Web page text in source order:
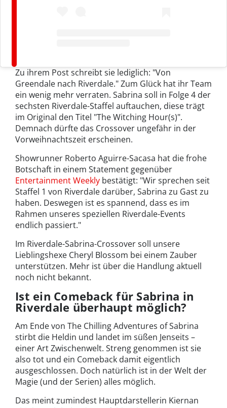
Zu ihrem Post schreibt sie lediglich: "Von
Greendale nach Riverdale." Zum Glück hat ihr Team
ein wenig mehr verraten. Sabrina soll in Folge 4 der
sechsten Riverdale-Staffel auftauchen, diese trägt
im Original den Titel "The Witching Hour(s)".
Demnach dürfte das Crossover ungefähr in der
Vorweihnachtszeit erscheinen.
Showrunner Roberto Aguirre-Sacasa hat die frohe
Botschaft in einem Statement gegenüber
Entertainment Weekly bestätigt: "Wir sprechen seit
Staffel 1 von Riverdale darüber, Sabrina zu Gast zu
haben. Deswegen ist es spannend, dass es im
Rahmen unseres speziellen Riverdale-Events
endlich passiert."
Im Riverdale-Sabrina-Crossover soll unsere
Lieblingshexe Cheryl Blossom bei einem Zauber
unterstützen. Mehr ist über die Handlung aktuell
noch nicht bekannt.
Ist ein Comeback für Sabrina in
Riverdale überhaupt möglich?
Am Ende von The Chilling Adventures of Sabrina
stirbt die Heldin und landet im süßen Jenseits –
einer Art Zwischenwelt. Streng genommen ist sie
also tot und ein Comeback damit eigentlich
ausgeschlossen. Doch natürlich ist in der Welt der
Magie (und der Serien) alles möglich.
Das meint zumindest Hauptdarstellerin Kiernan